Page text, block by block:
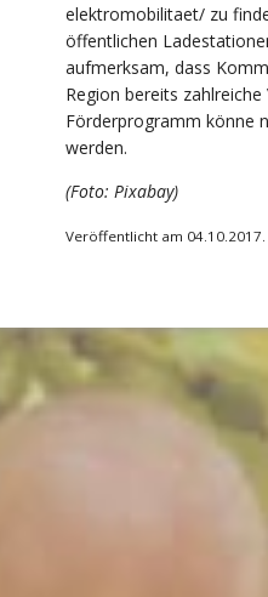
elektromobilitaet/ zu
öffentlichen
aufmerksam, dass
Region bereits
Förderprogramm könne
werden.
(Foto: Pixabay)
Veröffentlicht am 04.10.2017.